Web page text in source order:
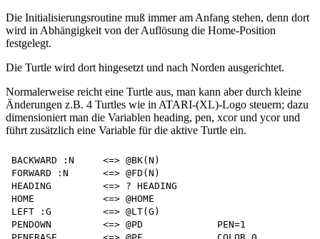
Die Initialisierungsroutine muß immer am Anfang stehen, denn dort
wird in Abhängigkeit von der Auflösung die Home-Position
festgelegt.
Die Turtle wird dort hingesetzt und nach Norden ausgerichtet.
Normalerweise reicht eine Turtle aus, man kann aber durch kleine
Änderungen z.B. 4 Turtles wie in ATARI-(XL)-Logo steuern; dazu
dimensioniert man die Variablen heading, pen, xcor und ycor und
führt zusätzlich eine Variable für die aktive Turtle ein.
BACKWARD :N     <=> @BK(N)
FORWARD :N      <=> @FD(N)
HEADING         <=> ? HEADING
HOME            <=> @HOME
LEFT :G         <=> @LT(G)
PENDOWN         <=> @PD             PEN=1